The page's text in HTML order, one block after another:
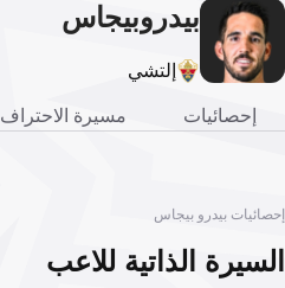
بيدروبيجاس
إلتشي
إحصائيات مسيرة الاحتراف
إحصائيات بيدرو بيجاس
السيرة الذاتية للاعب